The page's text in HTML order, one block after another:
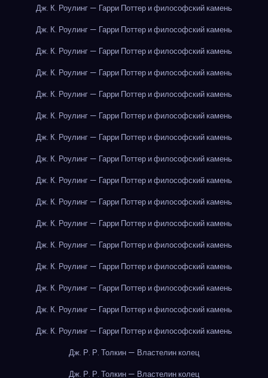
Дж. К. Роулинг — Гарри Поттер и философский камень
Дж. К. Роулинг — Гарри Поттер и философский камень
Дж. К. Роулинг — Гарри Поттер и философский камень
Дж. К. Роулинг — Гарри Поттер и философский камень
Дж. К. Роулинг — Гарри Поттер и философский камень
Дж. К. Роулинг — Гарри Поттер и философский камень
Дж. К. Роулинг — Гарри Поттер и философский камень
Дж. К. Роулинг — Гарри Поттер и философский камень
Дж. К. Роулинг — Гарри Поттер и философский камень
Дж. К. Роулинг — Гарри Поттер и философский камень
Дж. К. Роулинг — Гарри Поттер и философский камень
Дж. К. Роулинг — Гарри Поттер и философский камень
Дж. К. Роулинг — Гарри Поттер и философский камень
Дж. К. Роулинг — Гарри Поттер и философский камень
Дж. К. Роулинг — Гарри Поттер и философский камень
Дж. К. Роулинг — Гарри Поттер и философский камень
Дж. Р. Р. Толкин — Властелин колец
Дж. Р. Р. Толкин — Властелин колец